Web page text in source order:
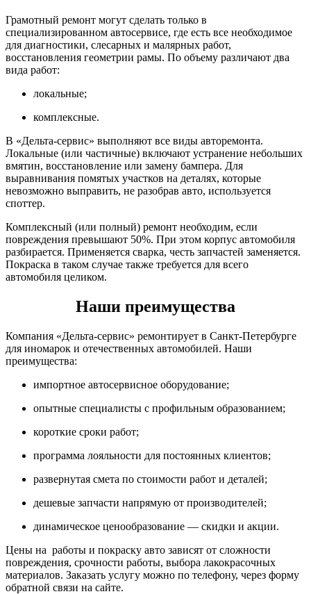
Грамотный ремонт могут сделать только в
специализированном автосервисе, где есть все необходимое
для диагностики, слесарных и малярных работ,
восстановления геометрии рамы. По объему различают два
вида работ:
локальные;
комплексные.
В «Дельта-сервис» выполняют все виды авторемонта.
Локальные (или частичные) включают устранение небольших
вмятин, восстановление или замену бампера. Для
выравнивания помятых участков на деталях, которые
невозможно выправить, не разобрав авто, используется
споттер.
Комплексный (или полный) ремонт необходим, если
повреждения превышают 50%. При этом корпус автомобиля
разбирается. Применяется сварка, честь запчастей заменяется.
Покраска в таком случае также требуется для всего
автомобиля целиком.
Наши преимущества
Компания «Дельта-сервис» ремонтирует в Санкт-Петербурге
для иномарок и отечественных автомобилей. Наши
преимущества:
импортное автосервисное оборудование;
опытные специалисты с профильным образованием;
короткие сроки работ;
программа лояльности для постоянных клиентов;
развернутая смета по стоимости работ и деталей;
дешевые запчасти напрямую от производителей;
динамическое ценообразование — скидки и акции.
Цены на работы и покраску авто зависят от сложности
повреждения, срочности работы, выбора лакокрасочных
материалов. Заказать услугу можно по телефону, через форму
обратной связи на сайте.